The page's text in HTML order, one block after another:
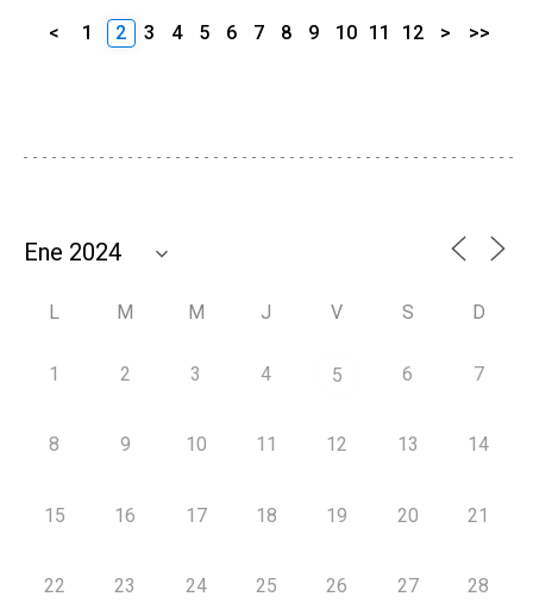
< 1 2 3 4 5 6 7 8 9 10 11 12 > >>
L M M J V S D
1 2 3 4 5 6 7
8 9 10 11 12 13 14
15 16 17 18 19 20 21
22 23 24 25 26 27 28